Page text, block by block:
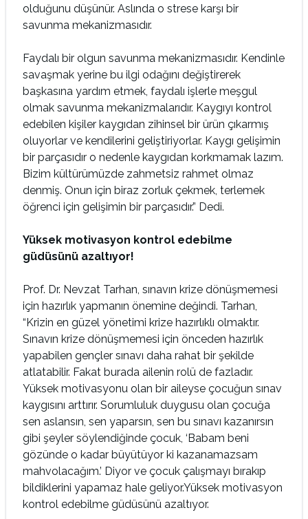
olduğunu düşünür. Aslında o strese karşı bir
savunma mekanizmasıdır.
Faydalı bir olgun savunma mekanizmasıdır. Kendinle
savaşmak yerine bu ilgi odağını değiştirerek
başkasına yardım etmek, faydalı işlerle meşgul
olmak savunma mekanizmalarıdır. Kaygıyı kontrol
edebilen kişiler kaygıdan zihinsel bir ürün çıkarmış
oluyorlar ve kendilerini geliştiriyorlar. Kaygı gelişimin
bir parçasıdır o nedenle kaygıdan korkmamak lazım.
Bizim kültürümüzde zahmetsiz rahmet olmaz
denmiş. Onun için biraz zorluk çekmek, terlemek
öğrenci için gelişimin bir parçasıdır.” Dedi.
Yüksek motivasyon kontrol edebilme
güdüsünü azaltıyor!
Prof. Dr. Nevzat Tarhan, sınavın krize dönüşmemesi
için hazırlık yapmanın önemine değindi. Tarhan,
“Krizin en güzel yönetimi krize hazırlıklı olmaktır.
Sınavın krize dönüşmemesi için önceden hazırlık
yapabilen gençler sınavı daha rahat bir şekilde
atlatabilir. Fakat burada ailenin rolü de fazladır.
Yüksek motivasyonu olan bir aileyse çocuğun sınav
kaygısını arttırır. Sorumluluk duygusu olan çocuğa
sen aslansın, sen yaparsın, sen bu sınavı kazanırsın
gibi şeyler söylendiğinde çocuk, ‘Babam beni
gözünde o kadar büyütüyor ki kazanamazsam
mahvolacağım.’ Diyor ve çocuk çalışmayı bırakıp
bildiklerini yapamaz hale geliyor.Yüksek motivasyon
kontrol edebilme güdüsünü azaltıyor.